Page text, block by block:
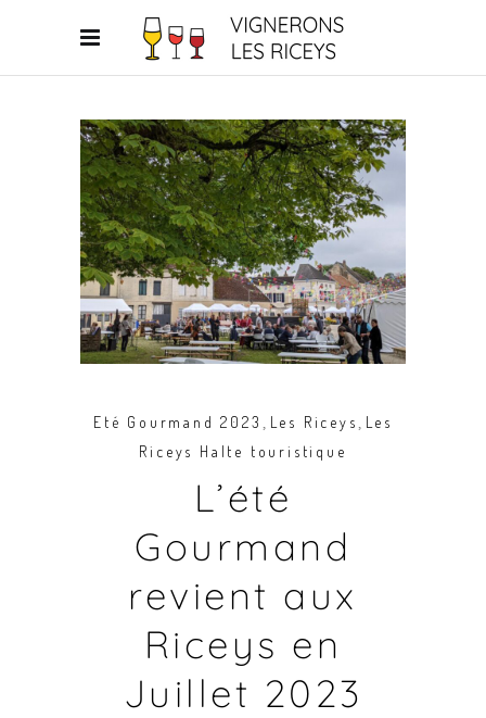
Eté Gourmand 2023 , Les Riceys, Les
Riceys Halte touristique
L’été
Gourmand
revient aux
Riceys en
Juillet 2023